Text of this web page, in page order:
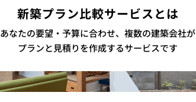
新築プラン比較サービスとは
あなたの要望・予算に合わせ、 複数の建築会社が
プランと見積りを作成するサービスです